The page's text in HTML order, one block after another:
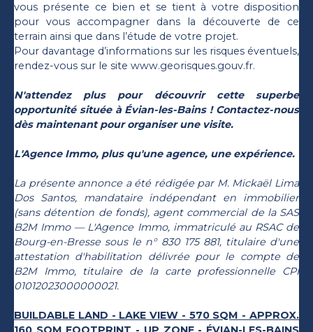
vous présente ce bien et se tient à votre disposition
pour vous accompagner dans la découverte de ce
terrain ainsi que dans l’étude de votre projet.
Pour davantage d’informations sur les risques éventuels,
rendez-vous sur le site www.georisques.gouv.fr.
N'attendez plus pour découvrir cette superbe
opportunité située à Évian-les-Bains ! Contactez-nous
dès maintenant pour organiser une visite.
L'Agence Immo, plus qu'une agence, une expérience.
La présente annonce a été rédigée par M. Mickaël Lima
Dos Santos, mandataire indépendant en immobilier
(sans détention de fonds), agent commercial de la SAS
B2M Immo — L'Agence Immo, immatriculé au RSAC de
Bourg-en-Bresse sous le n° 830 175 881, titulaire d'une
attestation d'habilitation délivrée pour le compte de
B2M Immo, titulaire de la carte professionnelle CPI
01012023000000021.
BUILDABLE LAND - LAKE VIEW - 570 SQM - APPROX.